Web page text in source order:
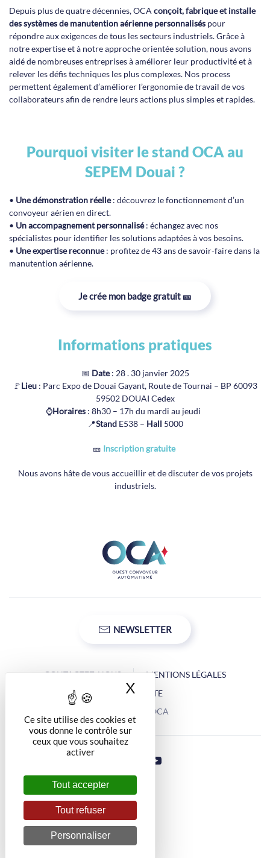
Depuis plus de quatre décennies, OCA conçoit, fabrique et installe
des systèmes de manutention aérienne personnalisés pour
répondre aux exigences de tous les secteurs industriels. Grâce à
notre expertise et à notre approche orientée solution, nous avons
aidé de nombreuses entreprises à améliorer leur productivité et à
relever les défis techniques les plus complexes. Nos process
permettent également d’améliorer l’ergonomie de travail de vos
collaborateurs afin de rendre leurs actions plus simples et rapides.
Pourquoi visiter le stand OCA au
SEPEM Douai ?
• Une démonstration réelle: découvrez le fonctionnement d’un
convoyeur aérien en direct.
• Un accompagnement personnalisé: échangez avec nos
spécialistes pour identifier les solutions adaptées à vos besoins.
• Une expertise reconnue: profitez de 43 ans de savoir-faire dans la
manutention aérienne.
Je crée mon badge gratuit 🎫
Informations pratiques
📅 Date: 28 . 30 janvier 2025
🚩Lieu : Parc Expo de Douai Gayant, Route de Tournai – BP 60093
59502 DOUAI Cedex
⌚Horaires : 8h30 – 17h du mardi au jeudi
📍StandE538 – Hall 5000
🎫 Inscription gratuite
Nous avons hâte de vous accueillir et de discuter de vos projets
industriels.
NEWSLETTER
CONTACTEZ-NOUS
MENTIONS LÉGALES
PLAN DU SITE
Copyright © OCA
Ce site utilise des cookies et
vous donne le contrôle sur
ceux que vous souhaitez
activer
Tout accepter
Tout refuser
Personnaliser
X Masquer le